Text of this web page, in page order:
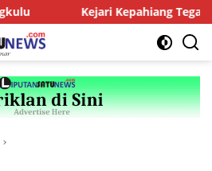
Kejari Kepahiang Tegaskan